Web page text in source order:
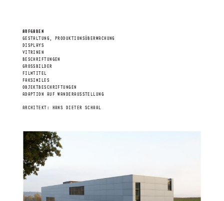
AUFGABEN
GESTALTUNG, PRODUKTIONSÜBERWACHUNG
DISPLAYS
VITRINEN
BESCHRIFTUNGEN
GROSSBILDER
FILMTITEL
FAKSIMILES
OBJEKTBESCHRIFTUNGEN
ADAPTION AUF WANDERAUSSTELLUNG
ARCHITEKT: HANS DIETER SCHAAL